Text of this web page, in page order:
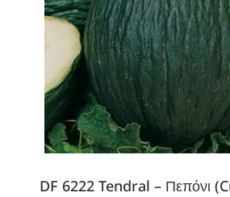
DF 6222 Tendral – Πεπόνι